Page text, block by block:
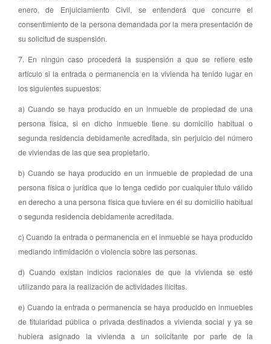
enero, de Enjuiciamiento Civil, se entenderá que concurre el
consentimiento de la persona demandada por la mera presentación de
su solicitud de suspensión.
7. En ningún caso procederá la suspensión a que se refiere este
artículo si la entrada o permanencia en la vivienda ha tenido lugar en
los siguientes supuestos:
a) Cuando se haya producido en un inmueble de propiedad de una
persona física, si en dicho inmueble tiene su domicilio habitual o
segunda residencia debidamente acreditada, sin perjuicio del número
de viviendas de las que sea propietario.
b) Cuando se haya producido en un inmueble de propiedad de una
persona física o jurídica que lo tenga cedido por cualquier título válido
en derecho a una persona física que tuviere en él su domicilio habitual
o segunda residencia debidamente acreditada.
c) Cuando la entrada o permanencia en el inmueble se haya producido
mediando intimidación o violencia sobre las personas.
d) Cuando existan indicios racionales de que la vivienda se esté
utilizando para la realización de actividades ilícitas.
e) Cuando la entrada o permanencia se haya producido en inmuebles
de titularidad pública o privada destinados a vivienda social y ya se
hubiera asignado la vivienda a un solicitante por parte de la